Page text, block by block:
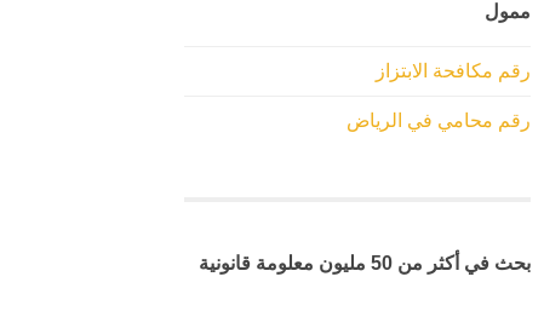
ممول
رقم مكافحة الابتزاز
رقم محامي في الرياض
بحث في أكثر من 50 مليون معلومة قانونية